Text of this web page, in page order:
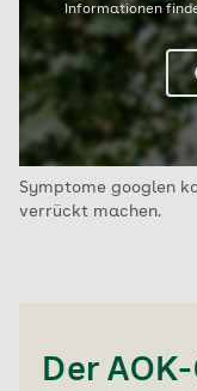
Informationen
Symptome googlen
verrückt machen.
Der